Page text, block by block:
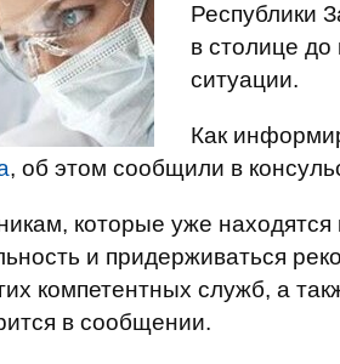
Республики
в столице
ситуации.
Как
, об этом сообщили в
которые уже
и придерживаться
компетентных служб, а
в сообщении.